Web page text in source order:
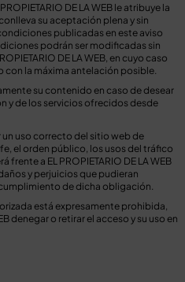
DE LA WEB le atribuye la
su aceptación plena y sin
publicadas en este aviso
podrán ser modificadas sin
DE LA WEB, en cuyo caso
con la máxima antelación posible.
su contenido en caso de desear
y de los servicios ofrecidos desde
un uso correcto del sitio web de
el orden público, los usos del tráfico
frente a EL PROPIETARIO DE LA WEB
y perjuicios que pudieran
de dicha obligación.
está expresamente prohibida,
denegar o retirar el acceso y su uso en